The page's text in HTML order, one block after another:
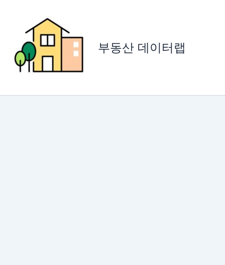
부동산 데이터랩